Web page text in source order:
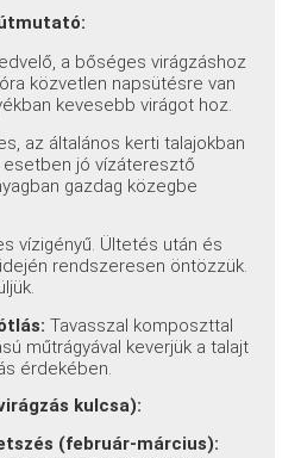
a bőséges virágzáshoz
közvetlen napsütésre van
kevesebb virágot hoz.
az általános kerti talajokban
esetben jó vízáteresztő
gazdag közegbe
vízigényű. Ültetés után és
rendszeresen öntözzük.
Tavasszal komposzttal
műtrágyával keverjük a talajt
érdekében.
kulcsa):
(február-március):